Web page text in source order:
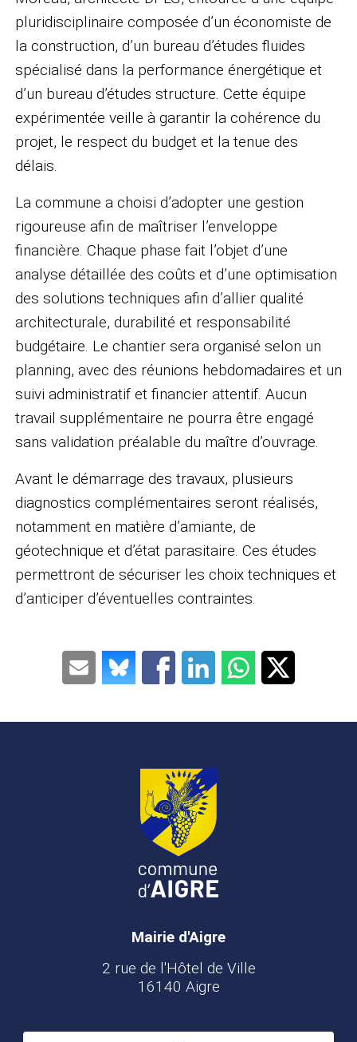
pluridisciplinaire composée d’un économiste de
la construction, d’un bureau d’études fluides
spécialisé dans la performance énergétique et
d’un bureau d’études structure. Cette équipe
expérimentée veille à garantir la cohérence du
projet, le respect du budget et la tenue des
délais.
La commune a choisi d’adopter une gestion
rigoureuse afin de maîtriser l’enveloppe
financière. Chaque phase fait l’objet d’une
analyse détaillée des coûts et d’une optimisation
des solutions techniques afin d’allier qualité
architecturale, durabilité et responsabilité
budgétaire. Le chantier sera organisé selon un
planning, avec des réunions hebdomadaires et un
suivi administratif et financier attentif. Aucun
travail supplémentaire ne pourra être engagé
sans validation préalable du maître d’ouvrage.
Avant le démarrage des travaux, plusieurs
diagnostics complémentaires seront réalisés,
notamment en matière d’amiante, de
géotechnique et d’état parasitaire. Ces études
permettront de sécuriser les choix techniques et
d’anticiper d’éventuelles contraintes.
Mairie d'Aigre
2 rue de l'Hôtel de Ville
16140 Aigre